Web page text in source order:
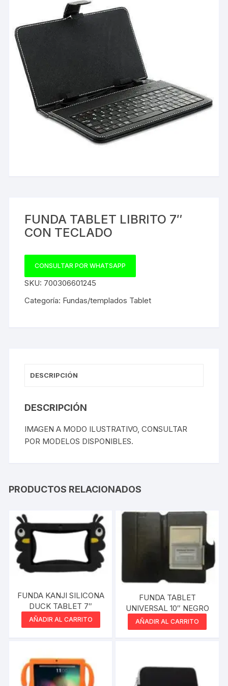
FUNDA TABLET LIBRITO 7″
CON TECLADO
CONSULTAR POR WHATSAPP
SKU: 700306601245
Categoría: Fundas/templados Tablet
DESCRIPCIÓN
DESCRIPCIÓN
IMAGEN A MODO ILUSTRATIVO, CONSULTAR
POR MODELOS DISPONIBLES.
PRODUCTOS RELACIONADOS
FUNDA KANJI SILICONA
DUCK TABLET 7″
AÑADIR AL CARRITO
FUNDA TABLET
UNIVERSAL 10″ NEGRO
AÑADIR AL CARRITO